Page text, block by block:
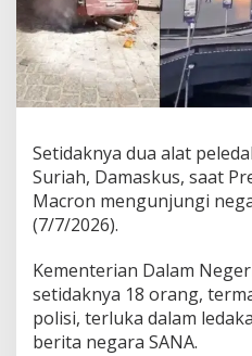
Setidaknya dua alat
Suriah, Damaskus, saat
Macron mengunjungi
(7/7/2026).
Kementerian Dalam
setidaknya 18 orang,
polisi, terluka dalam
berita negara SANA.